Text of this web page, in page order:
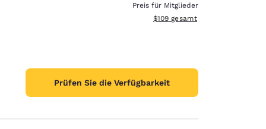
Preis für Mitglieder
Geschätzte Gesamtdetails
$109 gesamt
Prüfen Sie die Verfügbarkeit